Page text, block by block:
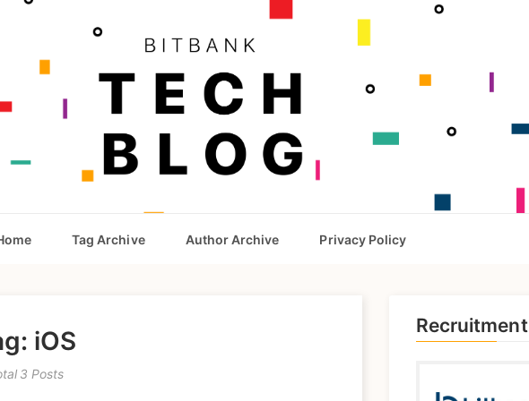
Tag Archive Author Archive Privacy Policy
iOS
3 Posts
Recruitment